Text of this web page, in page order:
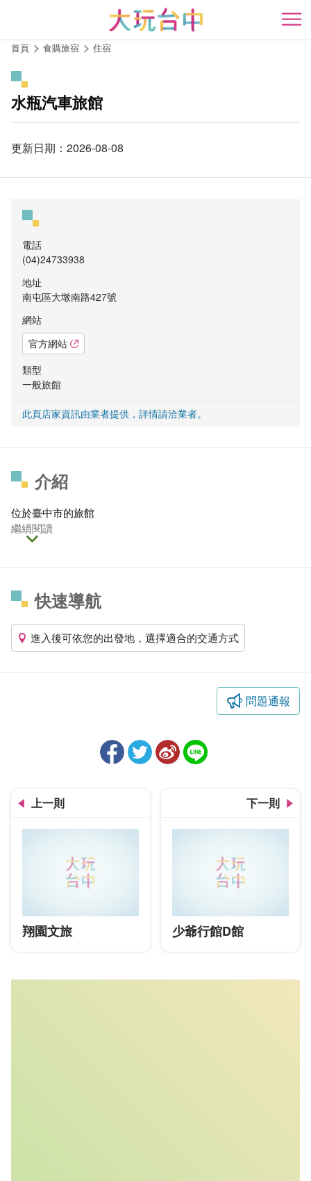
開
首頁 食購旅宿 住宿
水瓶汽車旅館
更新日期：2026-08-08
電話
(04)24733938
地址
南屯區大墩南路427號
網站
官方網站
類型
一般旅館
此頁店家資訊由業者提供，詳情請洽業者。
介紹
位於臺中市的旅館
繼續閱讀
快速導航
進入後可依您的出發地，選擇適合的交通方式
問題通報
上一則
翔園文旅
下一則
少爺行館D館